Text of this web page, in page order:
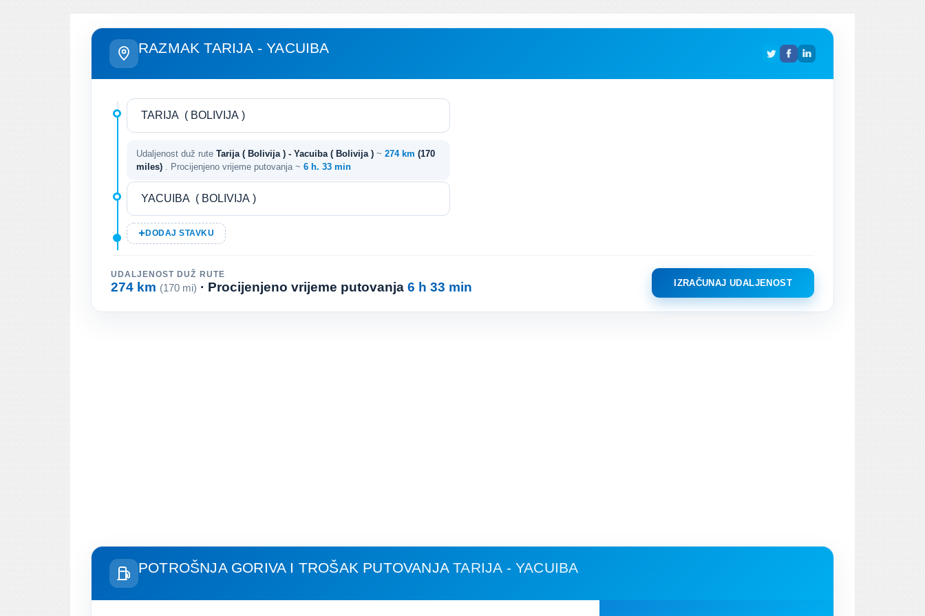
RAZMAK TARIJA - YACUIBA
Udaljenost duž rute Tarija ( Bolivija ) - Yacuiba ( Bolivija ) ~ 274 km (170
miles)
. Procijenjeno vrijeme putovanja ~ 6 h. 33 min
DODAJ STAVKU
UDALJENOST DUŽ RUTE
274 km (170 mi) · Procijenjeno vrijeme putovanja 6 h 33 min IZRAČUNAJ UDALJENOST
POTROŠNJA GORIVA I TROŠAK PUTOVANJATARIJA - YACUIBA